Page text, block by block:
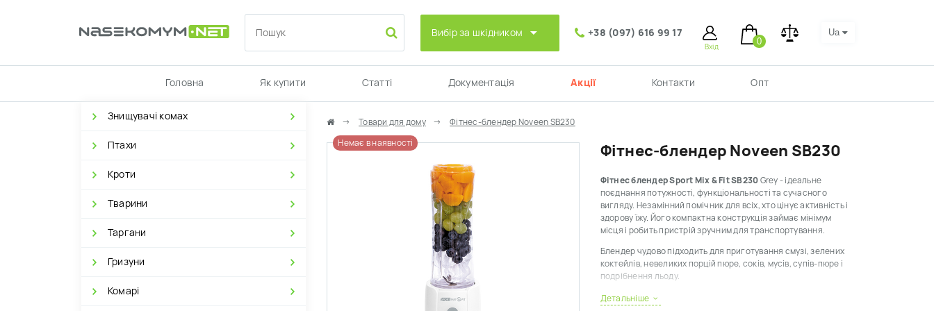
Вибір за шкідником +38 (097) 616 99 17
Вхід
0
Ua
Головна Як купити Статті Документація Акції Контакти Опт
Знищувачі комах
Птахи
Кроти
Тварини
Таргани
Гризуни
Комарі
Товари для дому
Фітнес-блендер Noveen SB230
Немає в наявності
Фітнес-блендер Noveen SB230
Фітнес блендер Sport Mix & Fit SB230Grey- ідеальне
поєднання потужності, функціональності та сучасного
вигляду. Незамінний помічник для всіх, хто цінує активність і
здорову їжу. Його компактна конструкція займає мінімум
місця і робить пристрій зручним для транспортування.
Блендер чудово підходить для приготування смузі, зелених
коктейлів, невеликих порцій пюре, соків, мусів, супів-пюре і
подрібнення льоду.
У комплектації передбачені 2 пляшки по 600 мл з мірною
Детальніше